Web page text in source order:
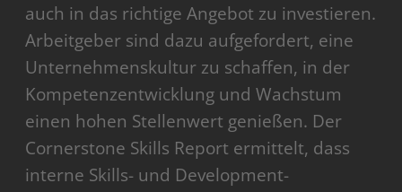
auch in das richtige Angebot zu investieren.
Arbeitgeber sind dazu aufgefordert, eine
Unternehmenskultur zu schaffen, in der
Kompetenzentwicklung und Wachstum
einen hohen Stellenwert genießen. Der
Cornerstone Skills Report ermittelt, dass
interne Skills- und Development-